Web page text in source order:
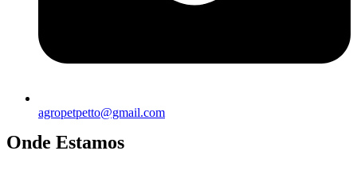
agropetpetto@gmail.com
Onde Estamos